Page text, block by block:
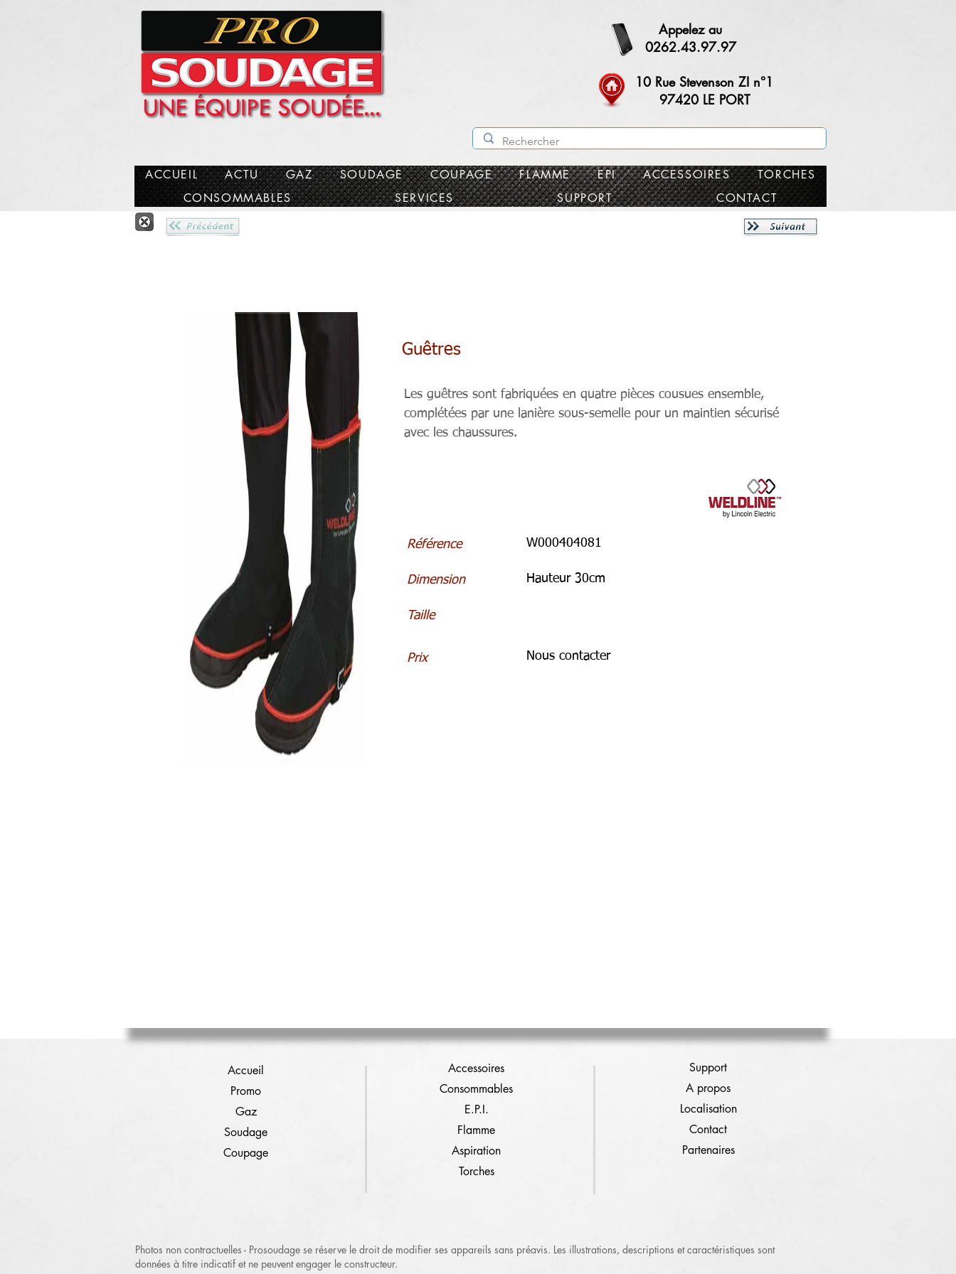
Pro Schweißen des Anschlusses Reunion 974 Gasschweißen
Prosoudage
Appelez au
0262.43.97.97
10 Rue Stevenson ZI n°1
97420 LE PORT
ACCUEIL ACTU GAZ SOUDAGE COUPAGE FLAMME EPI ACCESSOIRES
TORCHES
CONSOMMABLES
SERVICES SUPPORT CONTACT
Guêtres
Les guêtres sont fabriquées en quatre pièces cousues ensemble,
complétées par une lanière sous-semelle pour un maintien sécurisé
avec les chaussures.
Référence
Dimension
Taille
Prix
W000404081
Hauteur 30cm
Nous contacter
Accueil
Promo
Gaz
Soudage
Coupage
Accessoires
Consommables
E.P.I.
Flamme
Aspiration
Torches
Support
A propos
Localisation
Contact
Partenaires
Photos non contractuelles - Prosoudage se réserve le droit de modifier ses appareils sans préavis. Les illustrations, descriptions et caractéristiques sont
données à titre indicatif et ne peuvent engager le constructeur.